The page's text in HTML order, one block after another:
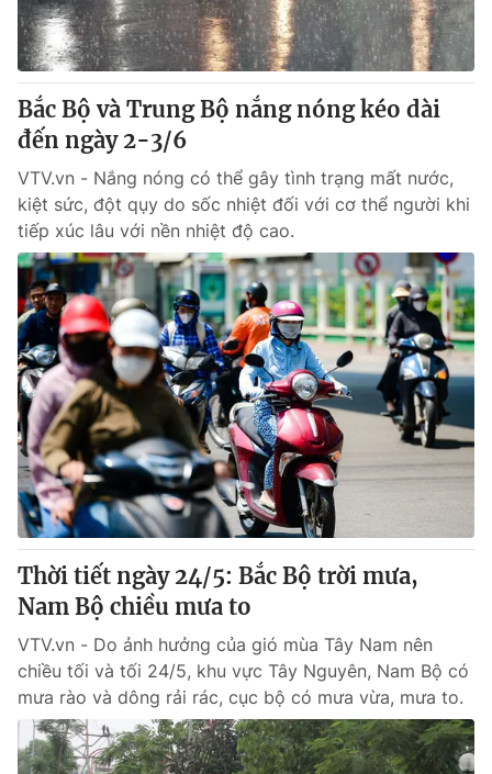
Bắc Bộ và Trung Bộ nắng nóng kéo dài
đến ngày 2-3/6
VTV.vn - Nắng nóng có thể gây tình trạng mất nước,
kiệt sức, đột qụy do sốc nhiệt đối với cơ thể người khi
tiếp xúc lâu với nền nhiệt độ cao.
Thời tiết ngày 24/5: Bắc Bộ trời mưa,
Nam Bộ chiều mưa to
VTV.vn - Do ảnh hưởng của gió mùa Tây Nam nên
chiều tối và tối 24/5, khu vực Tây Nguyên, Nam Bộ có
mưa rào và dông rải rác, cục bộ có mưa vừa, mưa to.